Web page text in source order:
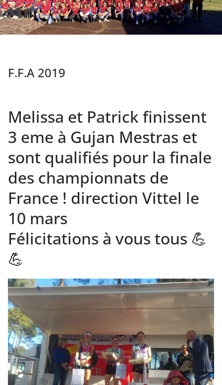
F.F.A 2019
Melissa et Patrick finissent
3 eme à Gujan Mestras et
sont qualifiés pour la finale
des championnats de
France ! direction Vittel le
10 mars
Félicitations à vous tous 💪
💪